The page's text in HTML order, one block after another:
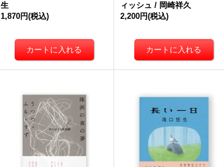
生
1,870円(税込)
ィッシュ / 岡崎祥久
2,200円(税込)